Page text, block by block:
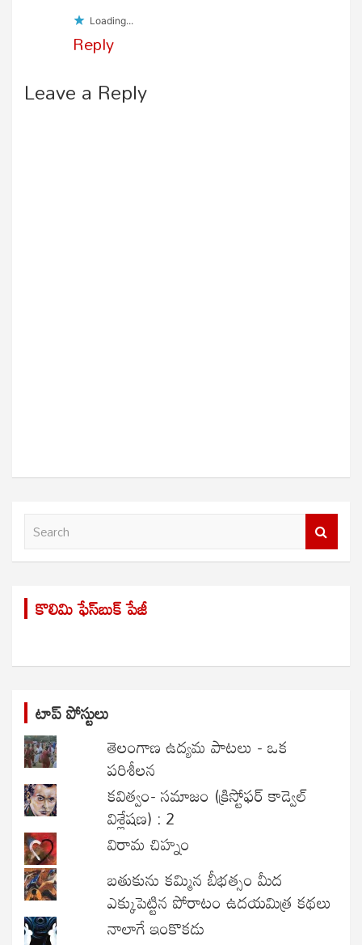
Loading...
Reply
Leave a Reply
a
r
c కొలిమి ఫేస్‌బుక్ పేజీ
టాప్ పోస్టులు
తెలంగాణ ఉద్యమ పాటలు - ఒక
పరిశీలన
కవిత్వం- సమాజం (క్రిస్టోఫర్ కాడ్వెల్
విశ్లేషణ) : 2
విరామ చిహ్నం
బతుకును కమ్మిన బీభత్సం మీద
ఎక్కుపెట్టిన పోరాటం ఉదయమిత్ర కథలు
నాలాగే ఇంకొకడు